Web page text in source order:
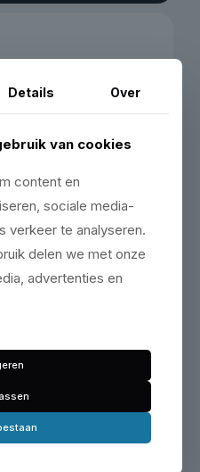
die aan je
Details Over
van cookies
content en
sociale media-
verkeer te analyseren.
delen we met onze
advertenties en